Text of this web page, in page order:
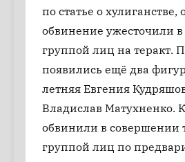
по статье о хулиганстве,
обвинение ужесточили
группой лиц на теракт.
появились ещё два
летняя Евгения
Владислав Матухненко.
обвинили в совершении
группой лиц по